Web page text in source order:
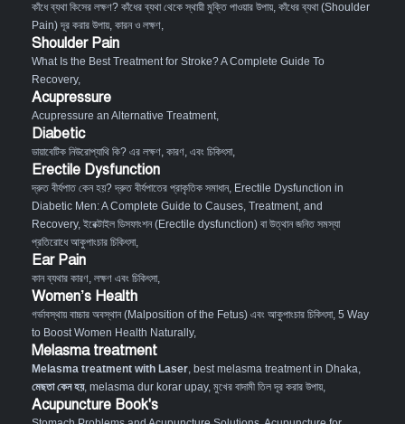
কাঁধে ব্যথা কিসের লক্ষণ? কাঁধের ব্যথা থেকে স্থায়ী মুক্তি পাওয়ার উপায়, কাঁধের ব্যথা (Shoulder
Pain) দূর করার উপায়, কারন ও লক্ষণ,
Shoulder Pain
What Is the Best Treatment for Stroke? A Complete Guide To
Recovery,
Acupressure
Acupressure an Alternative Treatment,
Diabetic
ডায়াবেটিক নিউরোপ্যাথি কি? এর লক্ষণ, কারণ, এবং চিকিৎসা,
Erectile Dysfunction
দ্রুত বীর্যপাত কেন হয়? দ্রুত বীর্যপাতের প্রাকৃতিক সমাধান, Erectile Dysfunction in
Diabetic Men: A Complete Guide to Causes, Treatment, and
Recovery, ইরেক্টাইল ডিসফাংশন (Erectile dysfunction) বা উত্থান জনিত সমস্যা
প্রতিরোধে আকুপাংচার চিকিৎসা,
Ear Pain
কান ব্যথার কারণ, লক্ষণ এবং চিকিৎসা,
Women’s Health
গর্ভাবস্থায় বাচ্চার অবস্থান (Malposition of the Fetus) এবং আকুপাংচার চিকিৎসা, 5 Way
to Boost Women Health Naturally,
Melasma treatment
Melasma treatment with Laser, best melasma treatment in Dhaka,
মেছতা কেন হয়, melasma dur korar upay, মুখের বাদামী তিল দূর করার উপায়,
Acupuncture Book's